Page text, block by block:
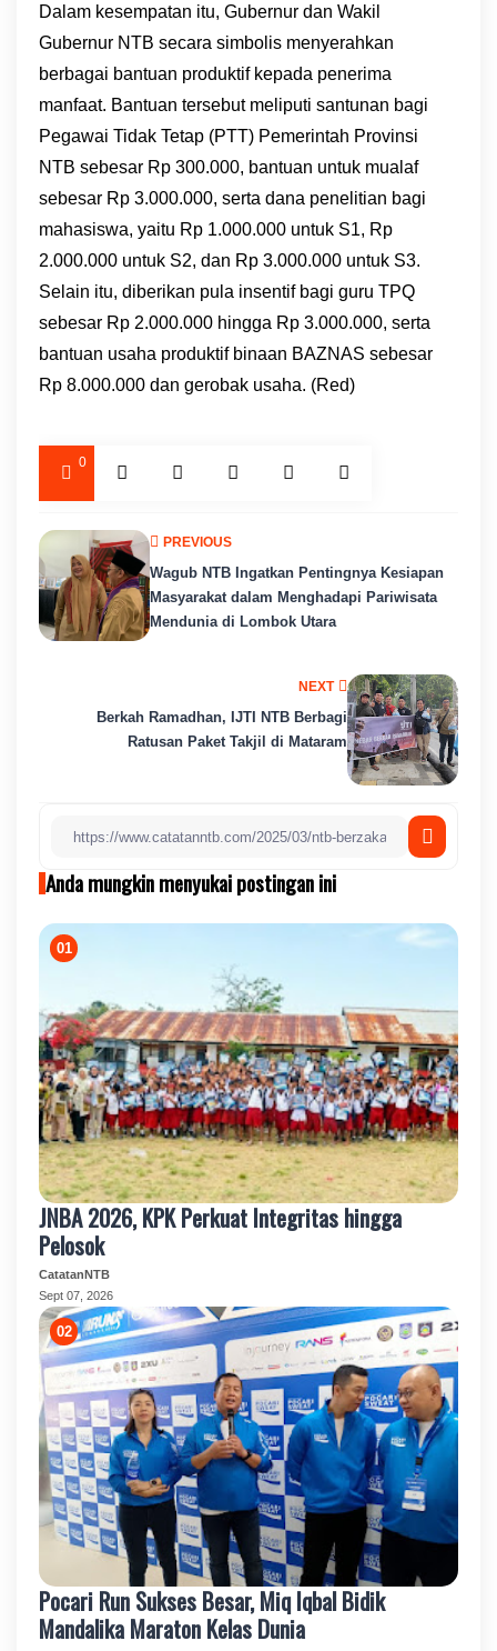
Dalam kesempatan itu, Gubernur dan Wakil
Gubernur NTB secara simbolis menyerahkan
berbagai bantuan produktif kepada penerima
manfaat. Bantuan tersebut meliputi santunan bagi
Pegawai Tidak Tetap (PTT) Pemerintah Provinsi
NTB sebesar Rp 300.000, bantuan untuk mualaf
sebesar Rp 3.000.000, serta dana penelitian bagi
mahasiswa, yaitu Rp 1.000.000 untuk S1, Rp
2.000.000 untuk S2, dan Rp 3.000.000 untuk S3.
Selain itu, diberikan pula insentif bagi guru TPQ
sebesar Rp 2.000.000 hingga Rp 3.000.000, serta
bantuan usaha produktif binaan BAZNAS sebesar
Rp 8.000.000 dan gerobak usaha. (Red)
0
NEXT
Berkah Ramadhan, IJTI NTB Berbagi
Ratusan Paket Takjil di Mataram
PREVIOUS
Wagub NTB Ingatkan Pentingnya Kesiapan
Masyarakat dalam Menghadapi Pariwisata
Mendunia di Lombok Utara
Anda mungkin menyukai postingan ini
JNBA 2026, KPK Perkuat Integritas hingga
Pelosok
CatatanNTB
Sept 07, 2026
Pocari Run Sukses Besar, Miq Iqbal Bidik
Mandalika Maraton Kelas Dunia